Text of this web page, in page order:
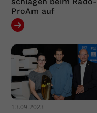
ProAm auf
13.09.2023